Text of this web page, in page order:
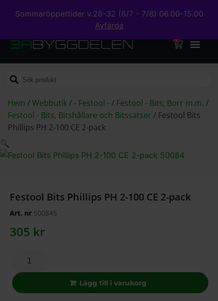
Sommaröppettider v.28-32 (6/7 - 7/8) 06.00-15.00
Avfärda
0
Hem /Webbutik/ - Festool -/ Festool - Bits, Borr m.m. /
Festool - Bits, Bitshållare och Bitssatser / Festool Bits
Phillips PH 2-100 CE 2-pack
🔍
Festool Bits Phillips PH 2-100 CE 2-pack
Art. nr 500845
305 kr
Lägg till i varukorg